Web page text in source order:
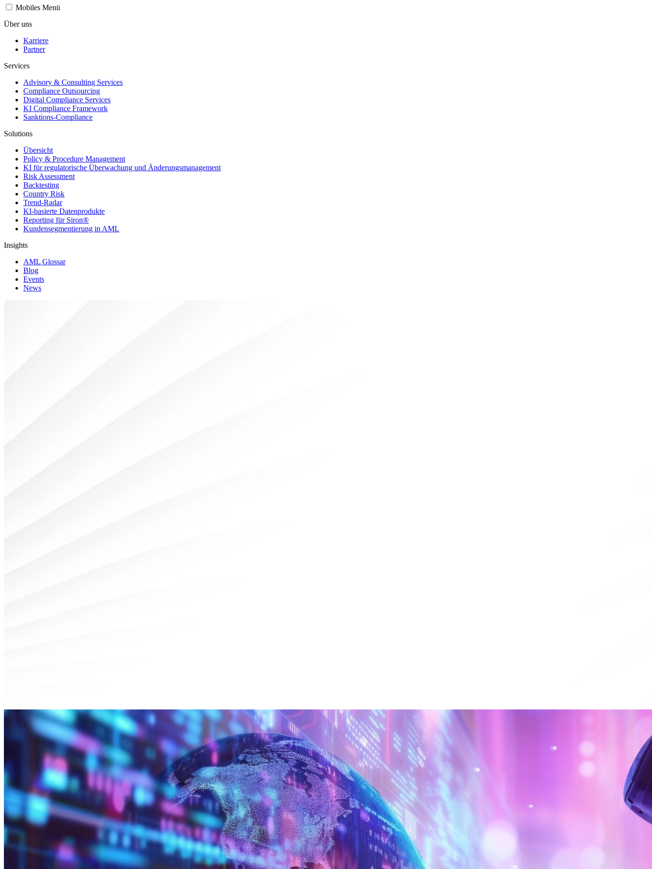
Mobiles Menü
Über uns
Karriere
Partner
Services
Advisory & Consulting Services
Compliance Outsourcing
Digital Compliance Services
KI Compliance Framework
Sanktions-Compliance
Solutions
Übersicht
Policy & Procedure Management
KI für regulatorische Überwachung und Änderungsmanagement
Risk Assessment
Backtesting
Country Risk
Trend-Radar
KI-basierte Datenprodukte
Reporting für Siron®
Kundensegmentierung in AML
Insights
AML Glossar
Blog
Events
News